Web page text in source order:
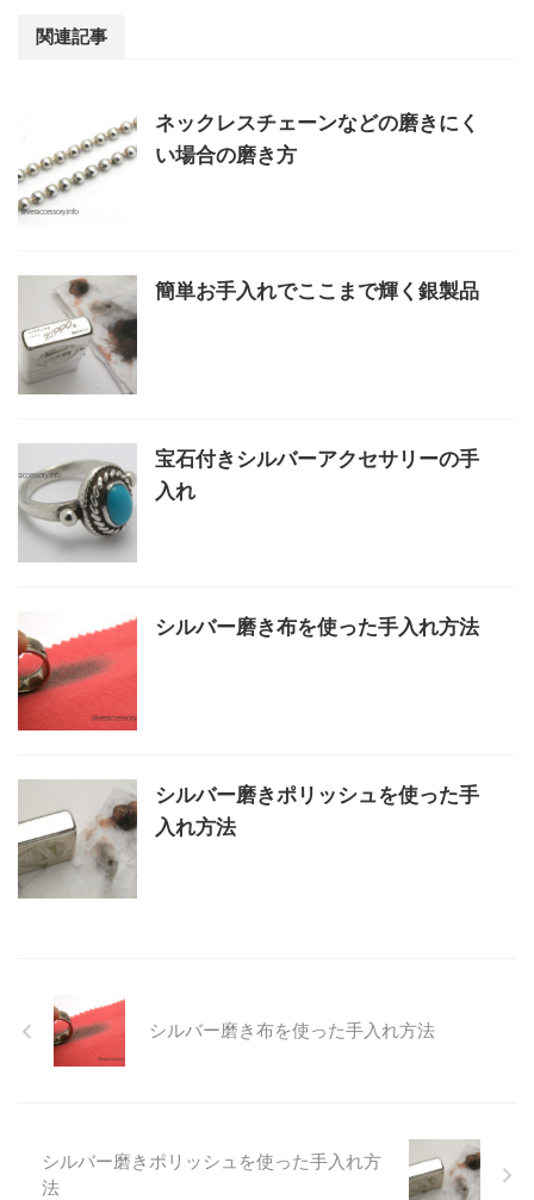
関連記事
ネックレスチェーンなどの磨きにく
い場合の磨き方
簡単お手入れでここまで輝く銀製品
宝石付きシルバーアクセサリーの手
入れ
シルバー磨き布を使った手入れ方法
シルバー磨きポリッシュを使った手
入れ方法
シルバー磨き布を使った手入れ方法
シルバー磨きポリッシュを使った手入れ方
法